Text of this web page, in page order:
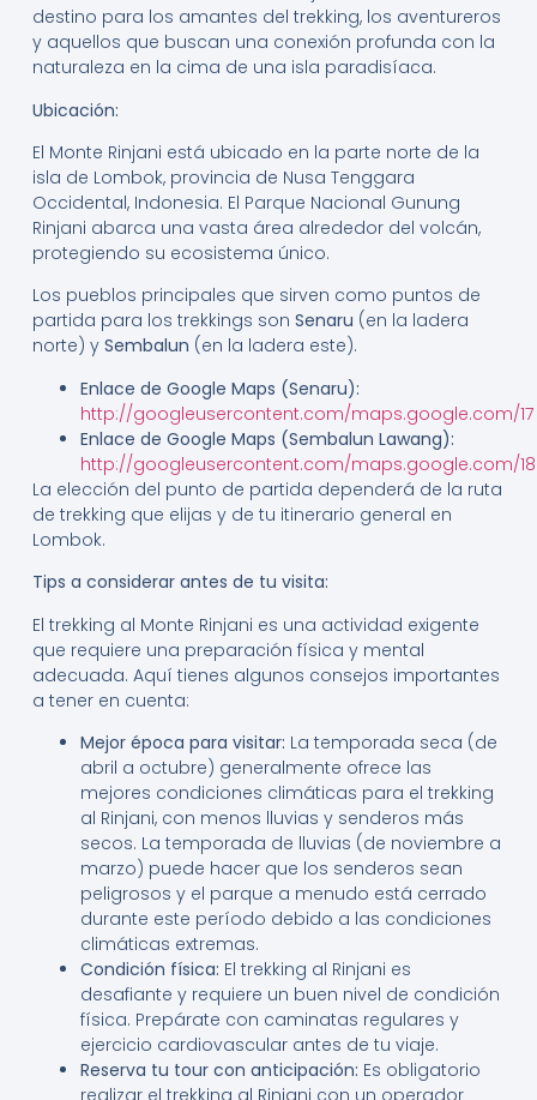
destino para los amantes del trekking, los aventureros
y aquellos que buscan una conexión profunda con la
naturaleza en la cima de una isla paradisíaca.
Ubicación:
El Monte Rinjani está ubicado en la parte norte de la
isla de Lombok, provincia de Nusa Tenggara
Occidental, Indonesia. El Parque Nacional Gunung
Rinjani abarca una vasta área alrededor del volcán,
protegiendo su ecosistema único.
Los pueblos principales que sirven como puntos de
partida para los trekkings son Senaru (en la ladera
norte) y Sembalun (en la ladera este).
Enlace de Google Maps (Senaru):
http://googleusercontent.com/maps.google.com/17
Enlace de Google Maps (Sembalun Lawang):
http://googleusercontent.com/maps.google.com/18
La elección del punto de partida dependerá de la ruta
de trekking que elijas y de tu itinerario general en
Lombok.
Tips a considerar antes de tu visita:
El trekking al Monte Rinjani es una actividad exigente
que requiere una preparación física y mental
adecuada. Aquí tienes algunos consejos importantes
a tener en cuenta:
Mejor época para visitar: La temporada seca (de
abril a octubre) generalmente ofrece las
mejores condiciones climáticas para el trekking
al Rinjani, con menos lluvias y senderos más
secos. La temporada de lluvias (de noviembre a
marzo) puede hacer que los senderos sean
peligrosos y el parque a menudo está cerrado
durante este período debido a las condiciones
climáticas extremas.
Condición física: El trekking al Rinjani es
desafiante y requiere un buen nivel de condición
física. Prepárate con caminatas regulares y
ejercicio cardiovascular antes de tu viaje.
Reserva tu tour con anticipación: Es obligatorio
realizar el trekking al Rinjani con un operador